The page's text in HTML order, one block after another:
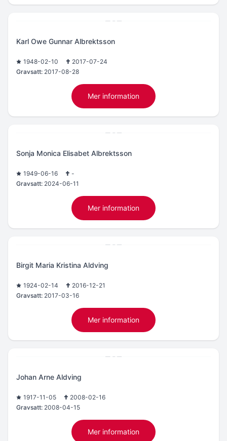
Karl Owe Gunnar Albrektsson
1948-02-10
2017-07-24
Gravsatt: 2017-08-28
Mer information
Sonja Monica Elisabet Albrektsson
1949-06-16
-
Gravsatt: 2024-06-11
Mer information
Birgit Maria Kristina Aldving
1924-02-14
2016-12-21
Gravsatt: 2017-03-16
Mer information
Johan Arne Aldving
1917-11-05
2008-02-16
Gravsatt: 2008-04-15
Mer information